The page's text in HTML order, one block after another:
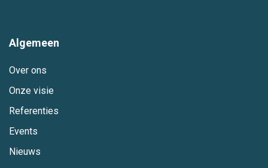
Algemeen
Over ons
Onze visie
Referenties
Events
Nieuws